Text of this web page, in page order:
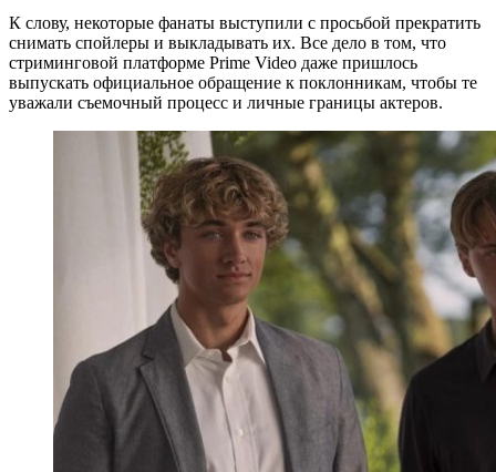
К слову, некоторые фанаты выступили с просьбой прекратить
снимать спойлеры и выкладывать их. Все дело в том, что
стриминговой платформе Prime Video даже пришлось
выпускать официальное обращение к поклонникам, чтобы те
уважали съемочный процесс и личные границы актеров.